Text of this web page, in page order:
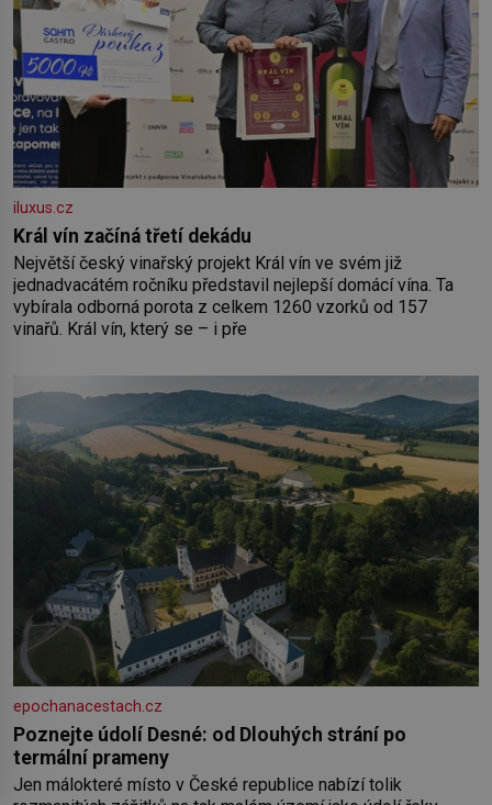
iluxus.cz
Král vín začíná třetí dekádu
Největší český vinařský projekt Král vín ve svém již
jednadvacátém ročníku představil nejlepší domácí vína. Ta
vybírala odborná porota z celkem 1260 vzorků od 157
vinařů. Král vín, který se – i pře
epochanacestach.cz
Poznejte údolí Desné: od Dlouhých strání po
termální prameny
Jen málokteré místo v České republice nabízí tolik